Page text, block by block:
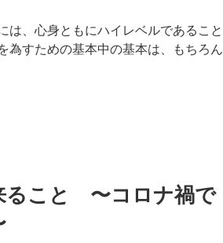
は、心身ともにハイレベルであること
為すための基本中の基本は、もちろん
ること 〜コロナ禍で